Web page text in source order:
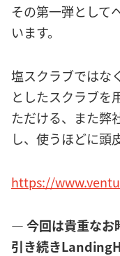
その第一弾として
います。
塩スクラブではな
としたスクラブを
ただける、また弊
し、使うほどに頭
https://
― 今回は貴重なお
引き続き